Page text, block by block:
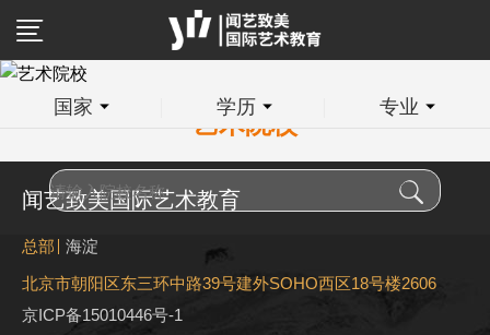
艺术院校
国家 学历 专业
闻艺致美国际艺术教育
总部
海淀
北京市朝阳区东三环中路39号建外SOHO西区18号楼2606
京ICP备15010446号-1